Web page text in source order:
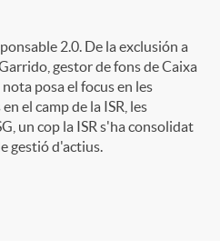
2.0. De la exclusión a
gestor de fons de Caixa
posa el focus en les
el camp de la ISR, les
un cop la ISR s'ha consolidat
gestió d'actius.